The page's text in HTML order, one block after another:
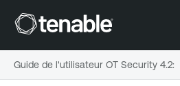
Guide de l'utilisateur OT Security 4.2: